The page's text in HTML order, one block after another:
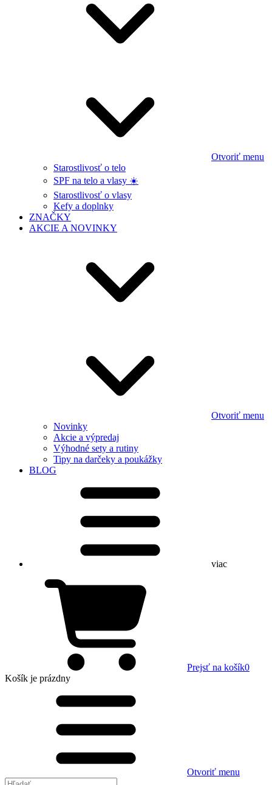
Otvoriť menu
Starostlivosť o telo
SPF na telo a vlasy ☀️
Starostlivosť o vlasy
Kefy a doplnky
ZNAČKY
AKCIE A NOVINKY
Otvoriť menu
Novinky
Akcie a výpredaj
Výhodné sety a rutiny
Tipy na darčeky a poukážky
BLOG
viac
Prejsť na košík0
Košík je prázdny
Otvoriť menu